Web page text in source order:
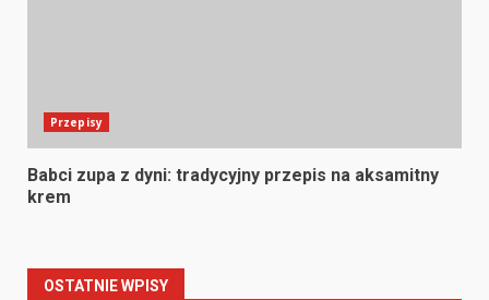
Przepisy
Babci zupa z dyni: tradycyjny przepis na aksamitny
krem
OSTATNIE WPISY